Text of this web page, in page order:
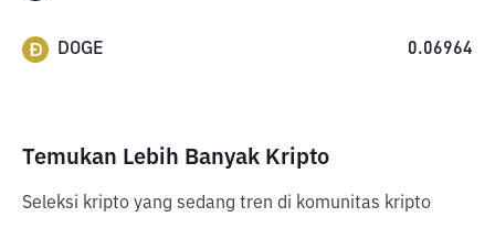
DOGE 0.06964
Temukan Lebih Banyak Kripto
Seleksi kripto yang sedang tren di komunitas kripto